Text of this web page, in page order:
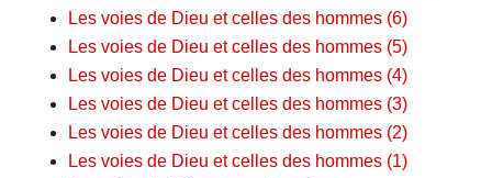
Les voies de Dieu et celles des hommes (6)
Les voies de Dieu et celles des hommes (5)
Les voies de Dieu et celles des hommes (4)
Les voies de Dieu et celles des hommes (3)
Les voies de Dieu et celles des hommes (2)
Les voies de Dieu et celles des hommes (1)